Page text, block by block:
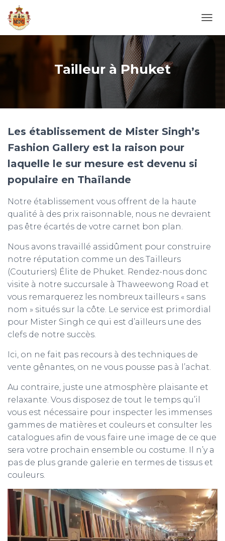
O
Tailleur à Phuket
Les établissement de Mister Singh’s
Fashion Gallery est la raison pour
laquelle le sur mesure est devenu si
populaire en Thaïlande
Notre établissement vous offrent de la haute
qualité à des prix raisonnable, nous ne devraient
pas être écartés de votre carnet bon plan.
Nous avons travaillé assidûment pour construire
notre réputation comme un des Tailleurs
(Couturiers) Élite de Phuket. Rendez-nous donc
visite à notre succursale à Thaweewong Road et
vous remarquerez les nombreux tailleurs « sans
nom » situés sur la côte. Le service est primordial
pour Mister Singh ce qui est d’ailleurs une des
clefs de notre succès.
Ici, on ne fait pas recours à des techniques de
vente gênantes, on ne vous pousse pas à l’achat.
Au contraire, juste une atmosphère plaisante et
relaxante. Vous disposez de tout le temps qu’il
vous est nécessaire pour inspecter les immenses
gammes de matières et couleurs et consulter les
catalogues afin de vous faire une image de ce que
sera votre prochain ensemble ou costume. Il n’y a
pas de plus grande galerie en termes de tissus et
couleurs.